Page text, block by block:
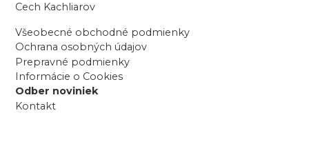
Cech Kachliarov
Všeobecné obchodné podmienky
Ochrana osobných údajov
Prepravné podmienky
Informácie o Cookies
Odber noviniek
Kontakt